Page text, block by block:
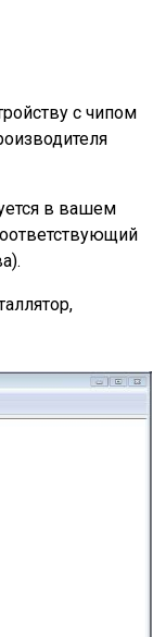
с чипом
в вашем